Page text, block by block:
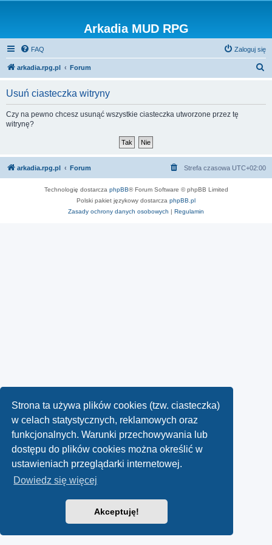
Strona ta używa plików cookies (tzw. ciasteczka)
w celach statystycznych, reklamowych oraz
funkcjonalnych. Warunki przechowywania lub
dostępu do plików cookies można określić w
ustawieniach przeglądarki internetowej.
Dowiedz się więcej
Akceptuję!
Arkadia MUD RPG
FAQ Zaloguj się
arkadia.rpg.pl Forum
Usuń ciasteczka witryny
Czy na pewno chcesz usunąć wszystkie ciasteczka utworzone przez tę
witrynę?
arkadia.rpg.pl Forum Strefa czasowa UTC+02:00
Technologię dostarcza phpBB® Forum Software © phpBB Limited
Polski pakiet językowy dostarcza phpBB.pl
Zasady ochrony danych osobowych | Regulamin